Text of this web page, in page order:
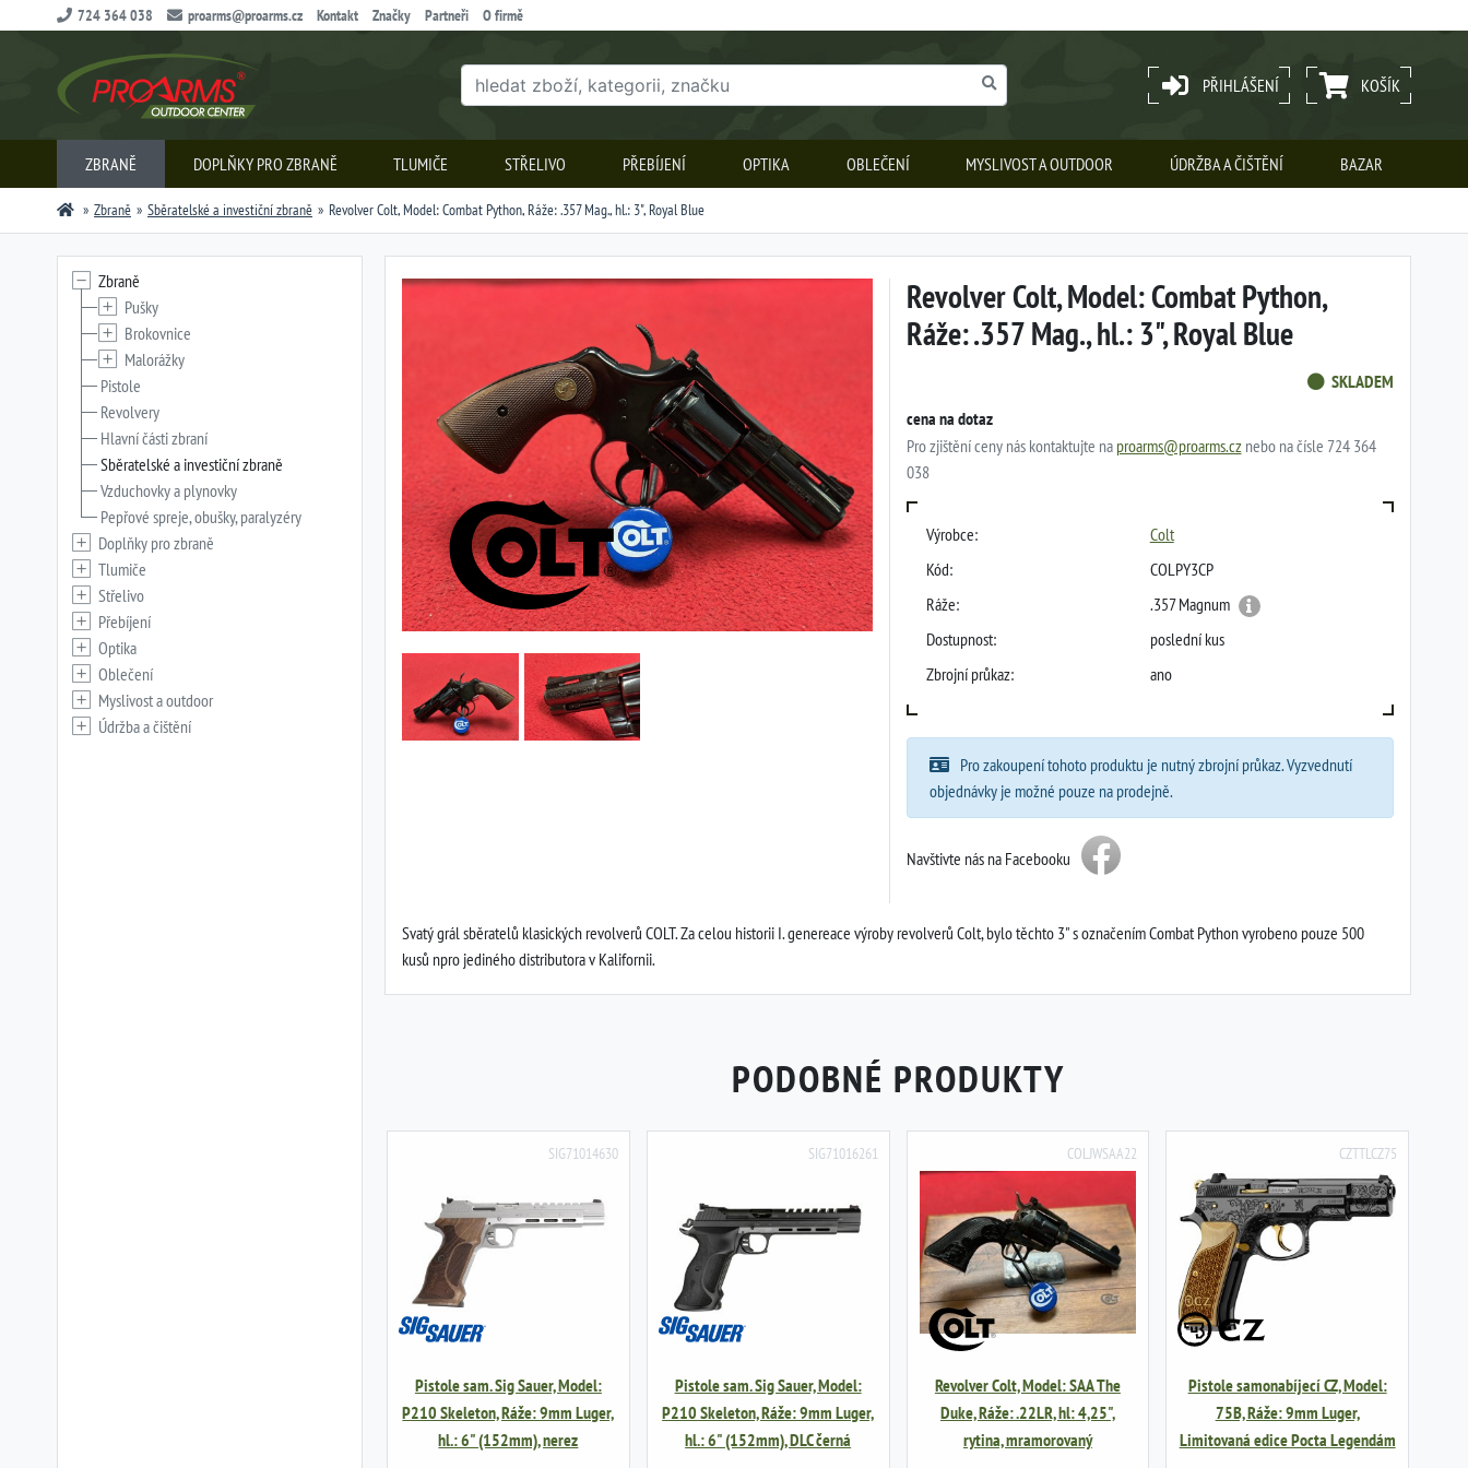
724 364 038 proarms@proarms.cz Kontakt Značky Partneři O firmě
PŘIHLÁŠENÍ KOŠÍK
ZBRANĚ DOPLŇKY PRO ZBRANĚ TLUMIČE STŘELIVO PŘEBÍJENÍ OPTIKA OBLEČENÍ MYSLIVOST A OUTDOOR ÚDRŽBA A ČIŠTĚNÍ BAZAR
Zbraně Sběratelské a investiční zbraně Revolver Colt, Model: Combat Python, Ráže: .357 Mag., hl.: 3", Royal Blue
Revolver Colt, Model: Combat Python,
Ráže: .357 Mag., hl.: 3", Royal Blue
SKLADEM
cena na dotaz
Pro zjištění ceny nás kontaktujte na proarms@proarms.cznebo na čísle 724 364
038
Výrobce:
Colt
Kód:
COLPY3CP
Ráže:
.357 Magnum
Dostupnost:
poslední kus
Zbrojní průkaz:
ano
Pro zakoupení tohoto produktu je nutný zbrojní průkaz. Vyzvednutí
objednávky je možné pouze na prodejně.
Navštivte nás na Facebooku
Svatý grál sběratelů klasických revolverů COLT. Za celou historii I. genereace výroby revolverů Colt, bylo těchto 3" s označením Combat Python vyrobeno pouze 500
kusů npro jediného distributora v Kalifornii.
PODOBNÉ PRODUKTY
SIG71014630
Pistole sam. Sig Sauer, Model:
P210 Skeleton, Ráže: 9mm Luger,
hl.: 6" (152mm), nerez
SIG71016261
Pistole sam. Sig Sauer, Model:
P210 Skeleton, Ráže: 9mm Luger,
hl.: 6" (152mm), DLC černá
COLJWSAA22
Revolver Colt, Model: SAA The
Duke, Ráže: .22LR, hl: 4,25",
rytina, mramorovaný
CZTTLCZ75
Pistole samonabíjecí CZ, Model:
75B, Ráže: 9mm Luger,
Limitovaná edice Pocta Legendám
Zbraně
Pušky
Brokovnice
Malorážky
Pistole
Revolvery
Hlavní části zbraní
Sběratelské a investiční zbraně
Vzduchovky a plynovky
Pepřové spreje, obušky, paralyzéry
Doplňky pro zbraně
Tlumiče
Střelivo
Přebíjení
Optika
Oblečení
Myslivost a outdoor
Údržba a čištění